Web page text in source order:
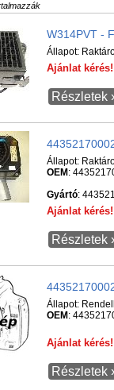
W314PVT -
Állapot:
Ajánlat
Részletek
Állapot:
OEM :
Gyártó:
Ajánlat
Részletek
Állapot:
OEM :
Ajánlat
Részletek